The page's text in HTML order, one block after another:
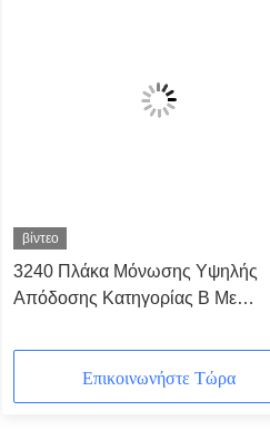
βίντεο
3240 Πλάκα Μόνωσης Υψηλής
Απόδοσης Κατηγορίας Β Με
Επικοινωνήστε Τώρα